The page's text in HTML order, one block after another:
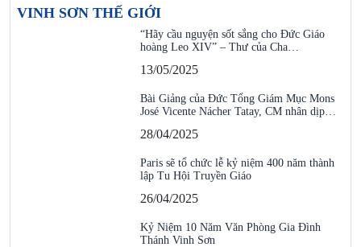
VINH SƠN THẾ GIỚI
“Hãy cầu nguyện sốt sắng cho Đức Giáo
hoàng Leo XIV” – Thư của Cha…
13/05/2025
Bài Giảng của Đức Tổng Giám Mục Mons
José Vicente Nácher Tatay, CM nhân dịp…
28/04/2025
Paris sẽ tổ chức lễ kỷ niệm 400 năm thành
lập Tu Hội Truyền Giáo
26/04/2025
Kỷ Niệm 10 Năm Văn Phòng Gia Đình
Thánh Vinh Sơn